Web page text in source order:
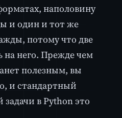
наполовину
и один и тот же
потому что две
него. Прежде чем
полезным, вы
и стандартный
в Python это